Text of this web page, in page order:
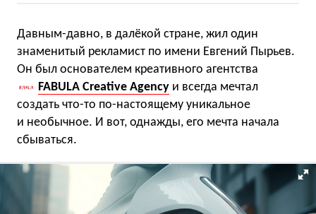
Давным-давно, в далёкой стране, жил один
знаменитый рекламист по имени Евгений Пырьев.
Он был основателем креативного агентства
FABULA Creative Agency и всегда мечтал
создать что-то по-настоящему уникальное
и необычное. И вот, однажды, его мечта начала
сбываться.